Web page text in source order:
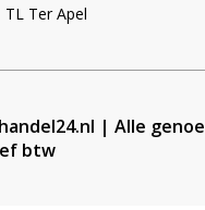
Ter Apel
| Alle
btw